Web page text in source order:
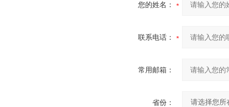
您的姓名：
联系电话：
常用邮箱：
省份：